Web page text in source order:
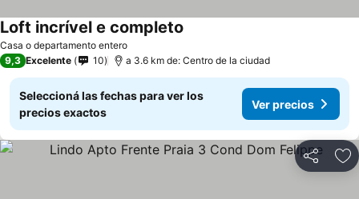
Casa o departamento entero
Loft incrível e completo
9,3 Excelente 10 a 3.6 km de: Centro de la ciudad
Seleccioná las fechas para ver los
precios exactos
Ver precios
Compartir